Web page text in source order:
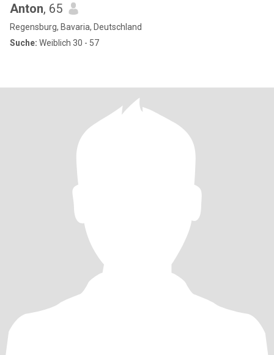
Anton, 65
Regensburg, Bavaria, Deutschland
Suche: Weiblich 30 - 57